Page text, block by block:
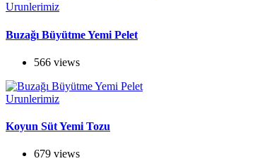
Urunlerimiz
Buzağı Büyütme Yemi Pelet
566 views
Urunlerimiz
Koyun Süt Yemi Tozu
679 views